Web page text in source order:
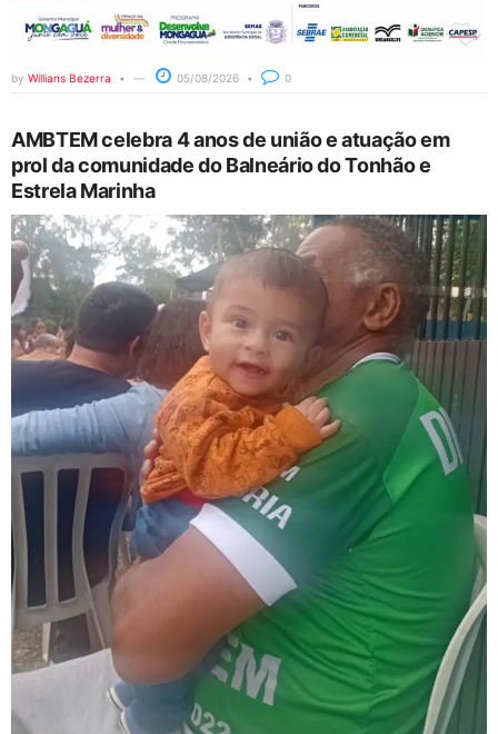
by Willians Bezerra 05/08/2026 0
AMBTEM celebra 4 anos de união e atuação em
prol da comunidade do Balneário do Tonhão e
Estrela Marinha